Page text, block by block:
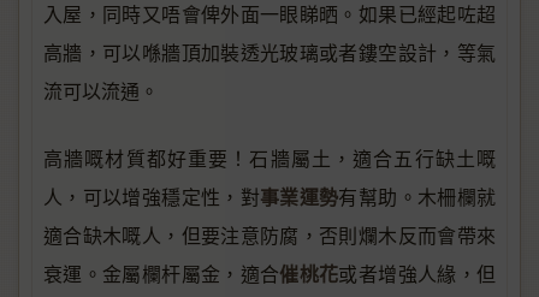
入屋，同時又唔會俾外面一眼睇晒。如果已經起咗超
高牆，可以喺牆頂加裝透光玻璃或者鏤空設計，等氣
流可以流通。
高牆嘅材質都好重要！石牆屬土，適合五行缺土嘅
人，可以增強穩定性，對事業運勢有幫助。木柵欄就
適合缺木嘅人，但要注意防腐，否則爛木反而會帶來
衰運。金屬欄杆屬金，適合催桃花或者增強人緣，但